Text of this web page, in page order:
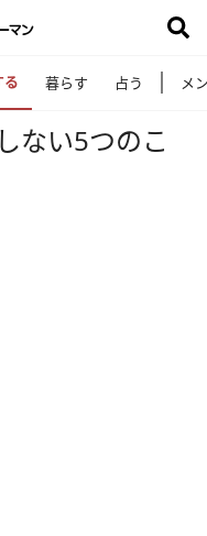
る 暮らす 占う メ
ない5つのこ